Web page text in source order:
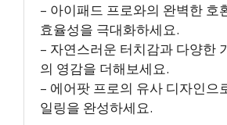
– 아이패드 프로와의 완벽한 호
효율성을 극대화하세요.
– 자연스러운 터치감과 다양한
의 영감을 더해보세요.
– 에어팟 프로의 유사 디자인으
일링을 완성하세요.